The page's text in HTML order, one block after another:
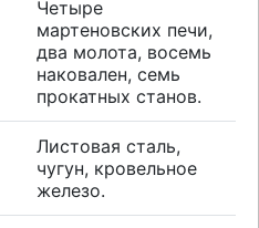
Четыре
мартеновских печи,
два молота, восемь
наковален, семь
прокатных станов.
Листовая сталь,
чугун, кровельное
железо.